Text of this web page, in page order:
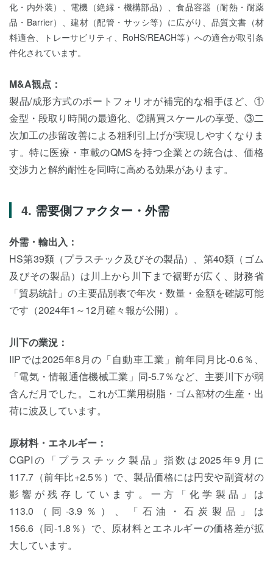
化・内外装）、電機（絶縁・機構部品）、食品容器（耐熱・耐薬
品・Barrier）、建材（配管・サッシ等）に広がり、品質文書（材
料適合、トレーサビリティ、RoHS/REACH等）への適合が取引条
件化されています。
M&A観点：
製品/成形方式のポートフォリオが補完的な相手ほど、①
金型・段取り時間の最適化、②購買スケールの享受、③二
次加工の歩留改善による粗利引上げが実現しやすくなりま
す。特に医療・車載のQMSを持つ企業との統合は、価格
交渉力と解約耐性を同時に高める効果があります。
需要側ファクター・外需
外需・輸出入：
HS第39類（プラスチック及びその製品）、第40類（ゴム
及びその製品）は川上から川下まで裾野が広く、財務省
「貿易統計」の主要品別表で年次・数量・金額を確認可能
です（2024年1～12月確々報が公開）。
川下の業況：
IIPでは2025年8月の「自動車工業」前年同月比-0.6％、
「電気・情報通信機械工業」同-5.7％など、主要川下が弱
含んだ月でした。これが工業用樹脂・ゴム部材の生産・出
荷に波及しています。
原材料・エネルギー：
CGPIの「プラスチック製品」指数は2025年9月に
117.7（前年比+2.5％）で、製品価格には円安や副資材の
影響が残存しています。一方「化学製品」は
113.0（同-3.9％）、「石油・石炭製品」は
156.6（同-1.8％）で、原材料とエネルギーの価格差が拡
大しています。